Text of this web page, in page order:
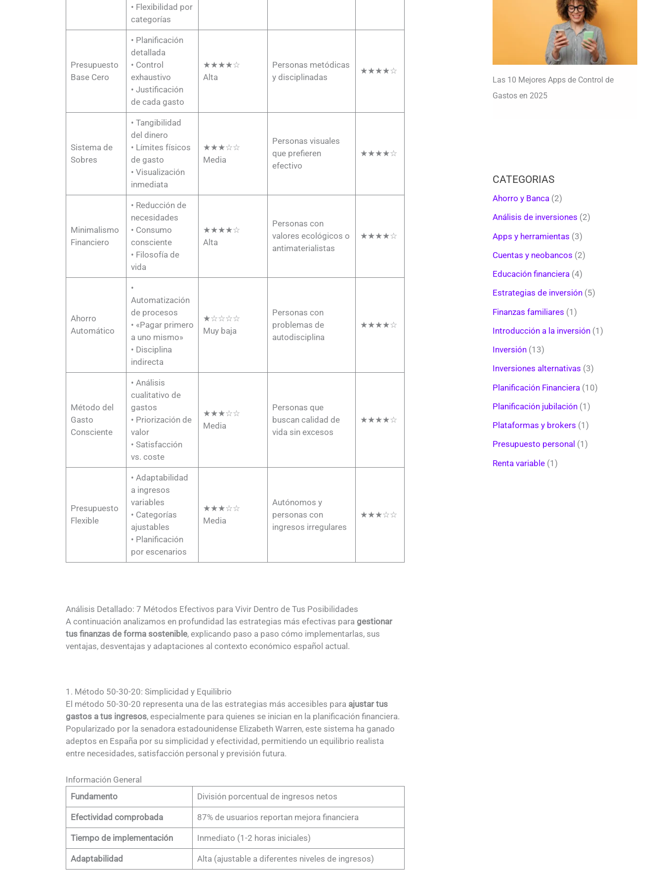
• Flexibilidad por
categorías
Presupuesto
Base Cero
• Planificación
detallada
• Control
exhaustivo
• Justificación
de cada gasto
★★★★☆
Alta
Personas metódicas
y disciplinadas
★★★★☆
Sistema de
Sobres
• Tangibilidad
del dinero
• Límites físicos
de gasto
• Visualización
inmediata
★★★☆☆
Media
Personas visuales
que prefieren
efectivo
★★★★☆
Minimalismo
Financiero
• Reducción de
necesidades
• Consumo
consciente
• Filosofía de
vida
★★★★☆
Alta
Personas con
valores ecológicos o
antimaterialistas
★★★★☆
Ahorro
Automático
•
Automatización
de procesos
• «Pagar primero
a uno mismo»
• Disciplina
indirecta
★☆☆☆☆
Muy baja
Personas con
problemas de
autodisciplina
★★★★☆
Método del
Gasto
Consciente
• Análisis
cualitativo de
gastos
• Priorización de
valor
• Satisfacción
vs. coste
★★★☆☆
Media
Personas que
buscan calidad de
vida sin excesos
★★★★☆
Presupuesto
Flexible
• Adaptabilidad
a ingresos
variables
• Categorías
ajustables
• Planificación
por escenarios
★★★☆☆
Media
Autónomos y
personas con
ingresos irregulares
★★★☆☆
Análisis Detallado: 7 Métodos Efectivos para Vivir Dentro de Tus Posibilidades
A continuación analizamos en profundidad las estrategias más efectivas para gestionar
tus finanzas de forma sostenible, explicando paso a paso cómo implementarlas, sus
ventajas, desventajas y adaptaciones al contexto económico español actual.
1. Método 50-30-20: Simplicidad y Equilibrio
El método 50-30-20 representa una de las estrategias más accesibles para ajustar tus
gastos a tus ingresos, especialmente para quienes se inician en la planificación financiera.
Popularizado por la senadora estadounidense Elizabeth Warren, este sistema ha ganado
adeptos en España por su simplicidad y efectividad, permitiendo un equilibrio realista
entre necesidades, satisfacción personal y previsión futura.
Información General
Fundamento
División porcentual de ingresos netos
Efectividad comprobada 87% de usuarios reportan mejora financiera
Tiempo de implementación Inmediato (1-2 horas iniciales)
Adaptabilidad Alta (ajustable a diferentes niveles de ingresos)
Las 10 Mejores Apps de Control de
Gastos en 2025
CATEGORIAS
Ahorro y Banca(2)
Análisis de inversiones (2)
Apps y herramientas (3)
Cuentas y neobancos (2)
Educación financiera(4)
Estrategias de inversión(5)
Finanzas familiares (1)
Introducción a la inversión(1)
Inversión(13)
Inversiones alternativas (3)
Planificación Financiera (10)
Planificación jubilación(1)
Plataformas y brokers (1)
Presupuesto personal (1)
Renta variable(1)